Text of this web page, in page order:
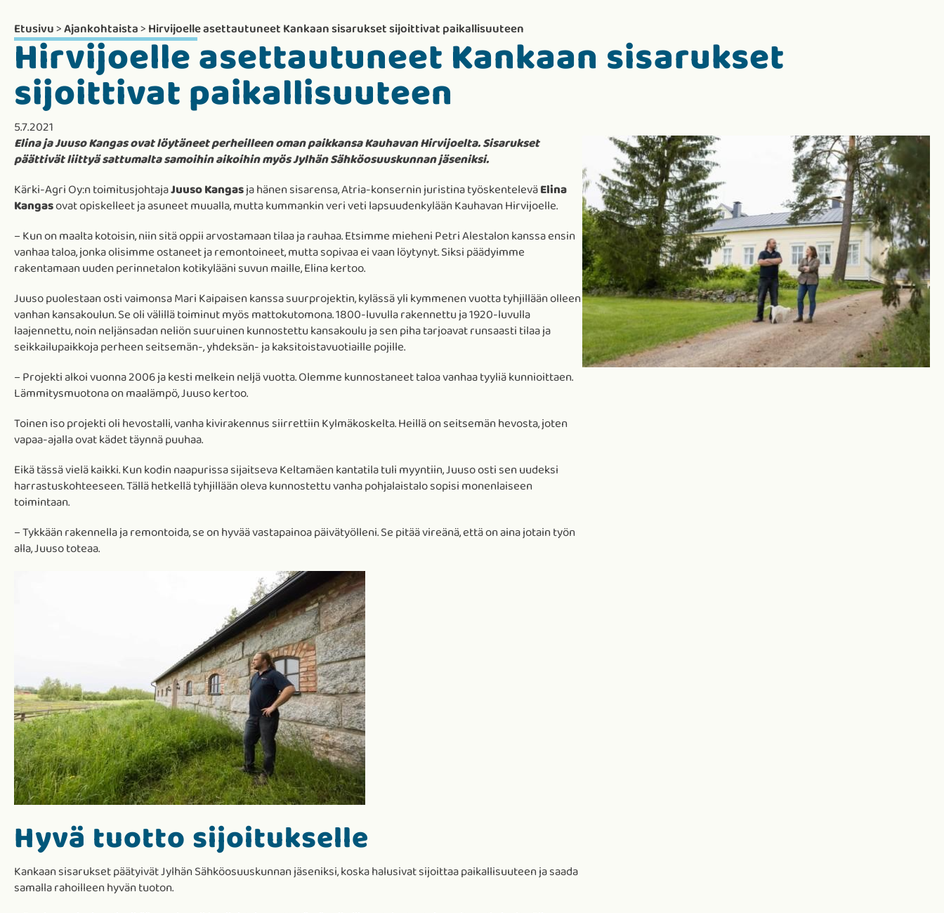
Etusivu>Ajankohtaista>Hirvijoelle asettautuneet Kankaan sisarukset sijoittivat paikallisuuteen
Hirvijoelle asettautuneet Kankaan sisarukset
sijoittivat paikallisuuteen
5.7.2021
Elina ja Juuso Kangas ovat löytäneet perheilleen oman paikkansa Kauhavan Hirvijoelta. Sisarukset
päättivät liittyä sattumalta samoihin aikoihin myös Jylhän Sähköosuuskunnan jäseniksi.
Kärki-Agri Oy:n toimitusjohtajaJuuso Kangasja hänen sisarensa, Atria-konsernin juristina työskenteleväElina
Kangasovat opiskelleet ja asuneet muualla, mutta kummankin veri veti lapsuudenkylään Kauhavan Hirvijoelle.
– Kun on maalta kotoisin, niin sitä oppii arvostamaan tilaa ja rauhaa. Etsimme mieheni Petri Alestalon kanssa ensin
vanhaa taloa, jonka olisimme ostaneet ja remontoineet, mutta sopivaa ei vaan löytynyt. Siksi päädyimme
rakentamaan uuden perinnetalon kotikylääni suvun maille, Elina kertoo.
Juuso puolestaan osti vaimonsa Mari Kaipaisen kanssa suurprojektin, kylässä yli kymmenen vuotta tyhjillään olleen
vanhan kansakoulun. Se oli välillä toiminut myös mattokutomona. 1800-luvulla rakennettu ja 1920-luvulla
laajennettu, noin neljänsadan neliön suuruinen kunnostettu kansakoulu ja sen piha tarjoavat runsaasti tilaa ja
seikkailupaikkoja perheen seitsemän-, yhdeksän- ja kaksitoistavuotiaille pojille.
– Projekti alkoi vuonna 2006 ja kesti melkein neljä vuotta. Olemme kunnostaneet taloa vanhaa tyyliä kunnioittaen.
Lämmitysmuotona on maalämpö, Juuso kertoo.
Toinen iso projekti oli hevostalli, vanha kivirakennus siirrettiin Kylmäkoskelta. Heillä on seitsemän hevosta, joten
vapaa-ajalla ovat kädet täynnä puuhaa.
Eikä tässä vielä kaikki. Kun kodin naapurissa sijaitseva Keltamäen kantatila tuli myyntiin, Juuso osti sen uudeksi
harrastuskohteeseen. Tällä hetkellä tyhjillään oleva kunnostettu vanha pohjalaistalo sopisi monenlaiseen
toimintaan.
– Tykkään rakennella ja remontoida, se on hyvää vastapainoa päivätyölleni. Se pitää vireänä, että on aina jotain työn
alla, Juuso toteaa.
Hyvä tuotto sijoitukselle
Kankaan sisarukset päätyivät Jylhän Sähköosuuskunnan jäseniksi, koska halusivat sijoittaa paikallisuuteen ja saada
samalla rahoilleen hyvän tuoton.